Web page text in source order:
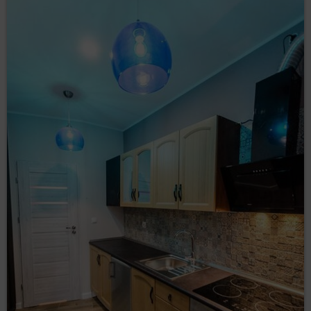
Gości/Użytkowników, Goście/Użytkownicy spodziewają się
otrzymywania treści podobnej zawartości, a nawet tego
oczekują lub jest to ich bezpośrednim celem wizyty na
stronie/stronach Serwisu.
Odbiorcy danych Użytkowników
Administrator danych ujawnia dane osobowe Użytkowników
wyłącznie podmiotom przetwarzającym na mocy zawartych
umów powierzenia przetwarzania danych osobowych w
celu realizacji usług na rzecz Administratora danych, np.
hostingu i obsługi Strony, usługi IT, obsługi marketingowej i
Dane osobowe nie będą przetwarzane w państwach
Prawa osób, których dane dotyczą
Każda osoba, której dane dotyczą, ma prawo:
dostępu (art. 15 RODO)– uzyskania od
Administratora danych potwierdzenia, czy
przetwarzane są jej dane osobowe. Jeżeli dane
o osobie są przetwarzane, jest ona uprawniona